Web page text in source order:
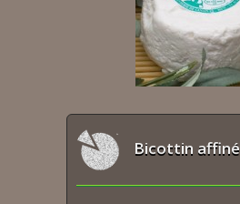
Bicottin affiné